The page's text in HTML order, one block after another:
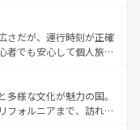
く異なる文化を体験で
ランス情報はコンテンツ一覧
なお、新着の
照してほしい。
、優雅なアフタヌーン
い英国パブ、サッカー観
験も豊富。イギリスを旅
さだが、運行時刻が正確
者でも安心して個人旅行
ならではのユニークな
なく町歩きも満喫する
ため物価も高いが、旅行
様な文化が魅力の国。
フォルニアまで、訪れる